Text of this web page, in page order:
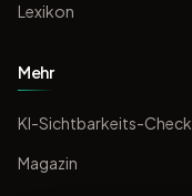
Lexikon
Mehr
KI-Sichtbarkeits-Check
Magazin